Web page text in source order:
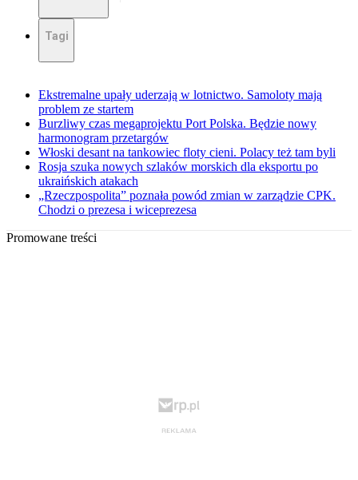
Tagi
Ekstremalne upały uderzają w lotnictwo. Samoloty mają
problem ze startem
Burzliwy czas megaprojektu Port Polska. Będzie nowy
harmonogram przetargów
Włoski desant na tankowiec floty cieni. Polacy też tam byli
Rosja szuka nowych szlaków morskich dla eksportu po
ukraińskich atakach
„Rzeczpospolita” poznała powód zmian w zarządzie CPK.
Chodzi o prezesa i wiceprezesa
Promowane treści